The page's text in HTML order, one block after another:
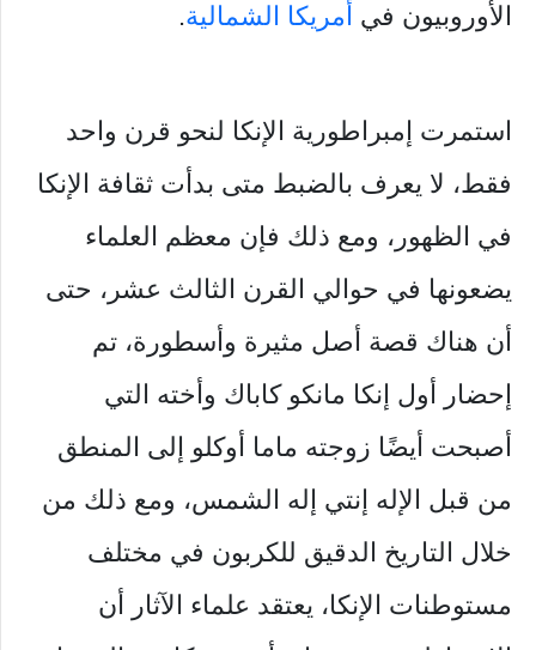
الأوروبيون في أمريكا الشمالية.
استمرت إمبراطورية الإنكا لنحو قرن واحد
فقط، لا يعرف بالضبط متى بدأت ثقافة الإنكا
في الظهور، ومع ذلك فإن معظم العلماء
يضعونها في حوالي القرن الثالث عشر، حتى
أن هناك قصة أصل مثيرة وأسطورة، تم
إحضار أول إنكا مانكو كاباك وأخته التي
أصبحت أيضًا زوجته ماما أوكلو إلى المنطق
من قبل الإله إنتي إله الشمس، ومع ذلك من
خلال التاريخ الدقيق للكربون في مختلف
مستوطنات الإنكا، يعتقد علماء الآثار أن